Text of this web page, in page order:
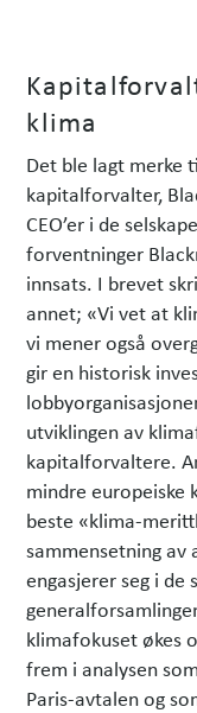
klima
Det ble lagt merke
kapitalforvalter,
CEO’er i de
forventninger
innsats. I brevet
annet; «Vi vet at
vi mener også
gir en historisk
utviklingen av
kapitalforvaltere.
mindre europeiske
beste «klima-
sammensetning
engasjerer seg i de
klimafokuset økes
frem i analysen
Paris-avtalen og